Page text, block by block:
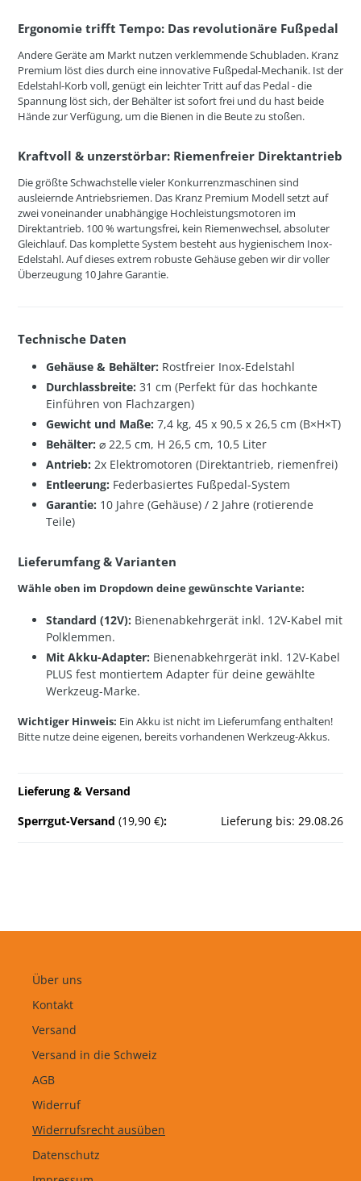
Ergonomie trifft Tempo: Das revolutionäre Fußpedal
Andere Geräte am Markt nutzen verklemmende Schubladen. Kranz
Premium löst dies durch eine innovative Fußpedal-Mechanik. Ist der
Edelstahl-Korb voll, genügt ein leichter Tritt auf das Pedal - die
Spannung löst sich, der Behälter ist sofort frei und du hast beide
Hände zur Verfügung, um die Bienen in die Beute zu stoßen.
Kraftvoll & unzerstörbar: Riemenfreier Direktantrieb
Die größte Schwachstelle vieler Konkurrenzmaschinen sind
ausleiernde Antriebsriemen. Das Kranz Premium Modell setzt auf
zwei voneinander unabhängige Hochleistungsmotoren im
Direktantrieb. 100 % wartungsfrei, kein Riemenwechsel, absoluter
Gleichlauf. Das komplette System besteht aus hygienischem Inox-
Edelstahl. Auf dieses extrem robuste Gehäuse geben wir dir voller
Überzeugung 10 Jahre Garantie.
Technische Daten
Gehäuse & Behälter: Rostfreier Inox-Edelstahl
Durchlassbreite: 31 cm (Perfekt für das hochkante
Einführen von Flachzargen)
Gewicht und Maße: 7,4 kg, 45 x 90,5 x 26,5 cm (B×H×T)
Behälter: ⌀ 22,5 cm, H 26,5 cm, 10,5 Liter
Antrieb: 2x Elektromotoren (Direktantrieb, riemenfrei)
Entleerung: Federbasiertes Fußpedal-System
Garantie: 10 Jahre (Gehäuse) / 2 Jahre (rotierende
Teile)
Lieferumfang & Varianten
Wähle oben im Dropdown deine gewünschte Variante:
Standard (12V): Bienenabkehrgerät inkl. 12V-Kabel mit
Polklemmen.
Mit Akku-Adapter: Bienenabkehrgerät inkl. 12V-Kabel
PLUS fest montiertem Adapter für deine gewählte
Werkzeug-Marke.
Wichtiger Hinweis: Ein Akku ist nicht im Lieferumfang enthalten!
Bitte nutze deine eigenen, bereits vorhandenen Werkzeug-Akkus.
Lieferung & Versand
Sperrgut-Versand (19,90 €): Lieferung bis: 29.08.26
Über uns
Kontakt
Versand
Versand in die Schweiz
AGB
Widerruf
Widerrufsrecht ausüben
Datenschutz